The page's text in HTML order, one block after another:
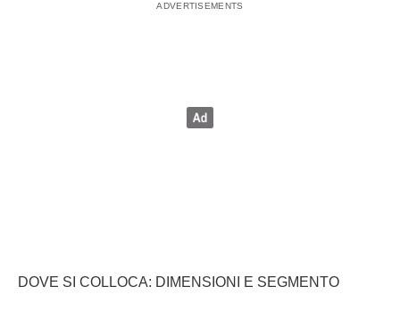
DOVE SI COLLOCA: DIMENSIONI E SEGMENTO